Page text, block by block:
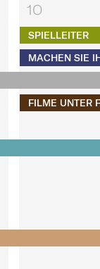
10
SPIELLEITER
MACHEN SIE